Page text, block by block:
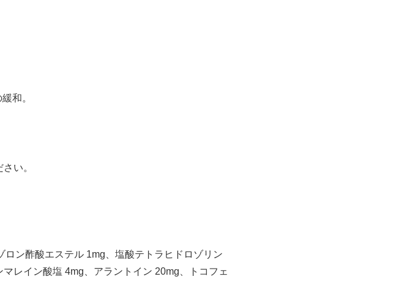
和。
い。
ン酢酸エステル 1mg、塩酸テトラヒドロゾリン
レイン酸塩 4mg、アラントイン 20mg、トコフェ